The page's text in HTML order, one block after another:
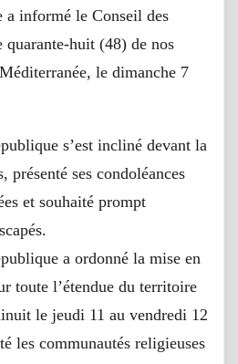
a informé le Conseil des
quarante-huit (48) de nos
le dimanche 7
s’est incliné devant la
présenté ses condoléances
et souhaité prompt
a ordonné la mise en
toute l’étendue du territoire
le jeudi 11 au vendredi 12
les communautés religieuses